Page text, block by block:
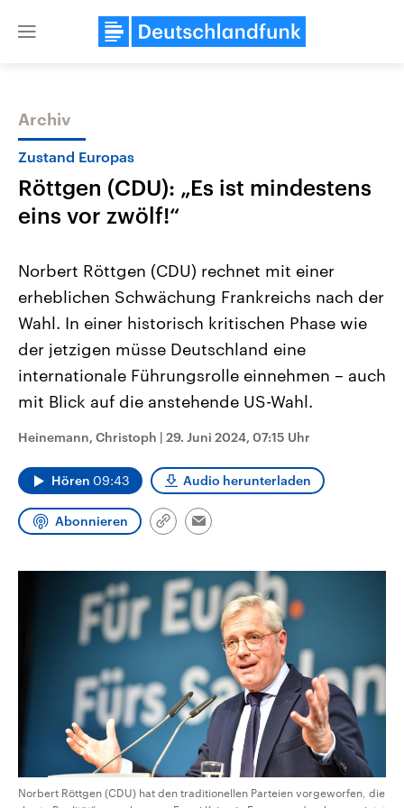
Close
Themen
Landtagswahl Sachsen-Anhalt
2026
Alle Informationen
Sachsen-Anhalt wählt am 6.
September 2026 einen neuen
Landtag. Seit 2021 wird das
Bundesland von einer Koalition aus
Umfragen, Prognosen,
Wahlprogramme, aktuelle Berichte
und Kandidaten der anstehenden
Wahl.
USA
Aktuelle Beiträge,
Hintergründe
Wirtschaftlich und
gehören die Vereinigten
den mächtigsten Ländern
mit großem Einfluss auf
Archiv
Zustand Europas
Röttgen (CDU): „Es ist mindestens
eins vor zwölf!“
Norbert Röttgen (CDU) rechnet mit einer
erheblichen Schwächung Frankreichs nach der
Wahl. In einer historisch kritischen Phase wie
der jetzigen müsse Deutschland eine
internationale Führungsrolle einnehmen – auch
mit Blick auf die anstehende US-Wahl.
Heinemann, Christoph | 29. Juni 2024, 07:15 Uhr
Hören 09:43 Audio herunterladen
Abonnieren
Link
Email
Norbert Röttgen (CDU) hat den traditionellen Parteien vorgeworfen, die